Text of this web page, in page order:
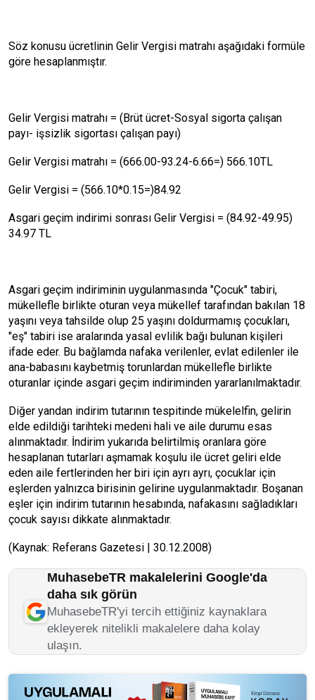
Söz konusu ücretlinin Gelir Vergisi matrahı aşağıdaki formüle
göre hesaplanmıştır.
Gelir Vergisi matrahı = (Brüt ücret-Sosyal sigorta çalışan
payı- işsizlik sigortası çalışan payı)
Gelir Vergisi matrahı = (666.00-93.24-6.66=) 566.10TL
Gelir Vergisi = (566.10*0.15=)84.92
Asgari geçim indirimi sonrası Gelir Vergisi = (84.92-49.95)
34.97 TL
Asgari geçim indiriminin uygulanmasında "Çocuk" tabiri,
mükellefle birlikte oturan veya mükellef tarafından bakılan 18
yaşını veya tahsilde olup 25 yaşını doldurmamış çocukları,
"eş" tabiri ise aralarında yasal evlilik bağı bulunan kişileri
ifade eder. Bu bağlamda nafaka verilenler, evlat edilenler ile
ana-babasını kaybetmiş torunlardan mükellefle birlikte
oturanlar içinde asgari geçim indiriminden yararlanılmaktadır.
Diğer yandan indirim tutarının tespitinde mükelelfin, gelirin
elde edildiği tarihteki medeni hali ve aile durumu esas
alınmaktadır. İndirim yukarıda belirtilmiş oranlara göre
hesaplanan tutarları aşmamak koşulu ile ücret geliri elde
eden aile fertlerinden her biri için ayrı ayrı, çocuklar için
eşlerden yalnızca birisinin gelirine uygulanmaktadır. Boşanan
eşler için indirim tutarının hesabında, nafakasını sağladıkları
çocuk sayısı dikkate alınmaktadır.
(Kaynak: Referans Gazetesi | 30.12.2008)
MuhasebeTR makalelerini Google'da
daha sık görün
MuhasebeTR'yi tercih ettiğiniz kaynaklara
ekleyerek nitelikli makalelere daha kolay
ulaşın.